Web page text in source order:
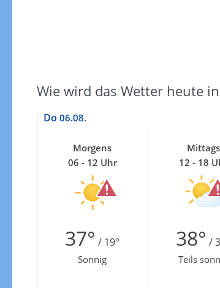
Wie wird das Wetter heute
Do 06.08.
Morgens
06 - 12 Uhr
Mittags
12 - 18
37° / 19° 38° /
Sonnig Teils